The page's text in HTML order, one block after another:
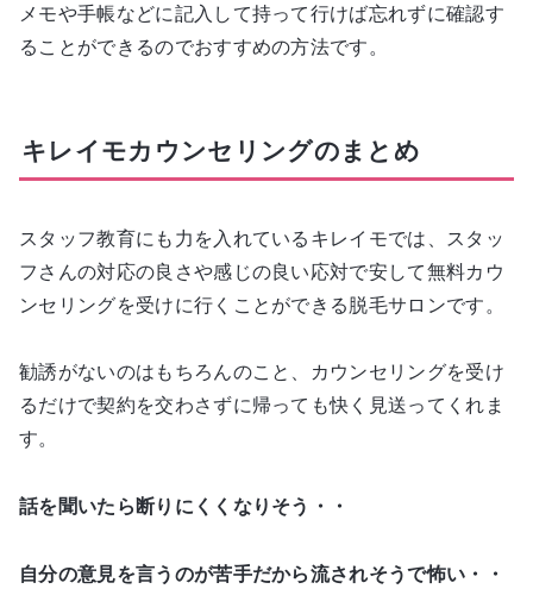
メモや手帳などに記入して持って行けば忘れずに確認す
ることができるのでおすすめの方法です。
キレイモカウンセリングのまとめ
スタッフ教育にも力を入れているキレイモでは、スタッ
フさんの対応の良さや感じの良い応対で安して無料カウ
ンセリングを受けに行くことができる脱毛サロンです。
勧誘がないのはもちろんのこと、カウンセリングを受け
るだけで契約を交わさずに帰っても快く見送ってくれま
す。
話を聞いたら断りにくくなりそう・・
自分の意見を言うのが苦手だから流されそうで怖い・・